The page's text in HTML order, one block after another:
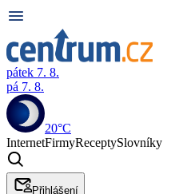
pátek 7. 8.
pá 7. 8.
20°C
InternetFirmyReceptySlovníky
Přihlášení